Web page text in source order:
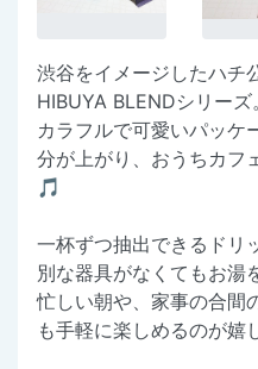
渋谷をイメージしたハチ
HIBUYA BLENDシリーズ。
カラフルで可愛いパッケ
分が上がり、おうちカフ
🎵
一杯ずつ抽出できるドリ
別な器具がなくてもお湯
忙しい朝や、家事の合間
も手軽に楽しめるのが嬉